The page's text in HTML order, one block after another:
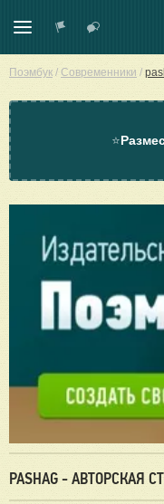
Поэмбук / Современники /
⭐
PASHAG - АВТОРСКАЯ